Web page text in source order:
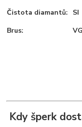
Čistota diamantů:
SI
Brus:
VG
Kdy šperk